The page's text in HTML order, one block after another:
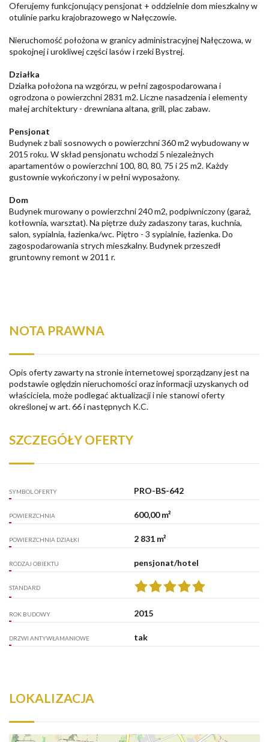
Oferujemy funkcjonujący pensjonat + oddzielnie dom mieszkalny w
otulinie parku krajobrazowego w Nałęczowie.
Nieruchomość położona w granicy administracyjnej Nałęczowa, w
spokojnej i urokliwej części lasów i rzeki Bystrej.
Działka
Działka położona na wzgórzu, w pełni zagospodarowana i
ogrodzona o powierzchni 2831 m2. Liczne nasadzenia i elementy
małej architektury - drewniana altana, grill, plac zabaw.
Pensjonat
Budynek z bali sosnowych o powierzchni 360 m2 wybudowany w
2015 roku. W skład pensjonatu wchodzi 5 niezależnych
apartamentów o powierzchni 100, 80, 80, 75 i 25 m2. Każdy
gustownie wykończony i w pełni wyposażony.
Dom
Budynek murowany o powierzchni 240 m2, podpiwniczony (garaż,
kotłownia, warsztat). Na piętrze duży zadaszony taras, kuchnia,
salon, sypialnia, łazienka/wc. Piętro - 3 sypialnie, łazienka. Do
zagospodarowania strych mieszkalny. Budynek przeszedł
gruntowny remont w 2011 r.
NOTA PRAWNA
Opis oferty zawarty na stronie internetowej sporządzany jest na
podstawie oględzin nieruchomości oraz informacji uzyskanych od
właściciela, może podlegać aktualizacji i nie stanowi oferty
określonej w art. 66 i następnych K.C.
SZCZEGÓŁY OFERTY
SYMBOL OFERTY PRO-BS-642
POWIERZCHNIA 600,00 m²
POWIERZCHNIA DZIAŁKI 2 831 m²
RODZAJ OBIEKTU pensjonat/hotel
STANDARD
ROK BUDOWY 2015
DRZWI ANTYWŁAMANIOWE tak
LOKALIZACJA